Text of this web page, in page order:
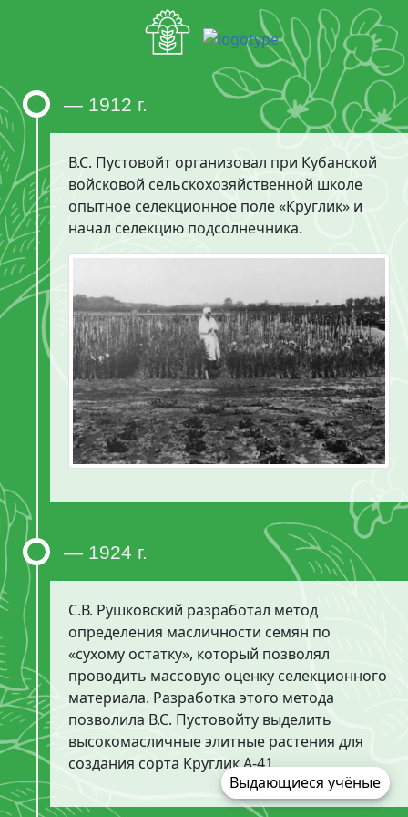
— 1912 г.
В.С. Пустовойт организовал при Кубанской
войсковой сельскохозяйственной школе
опытное селекционное поле «Круглик» и
начал селекцию подсолнечника.
— 1924 г.
С.В. Рушковский разработал метод
определения масличности семян по
«сухому остатку», который позволял
проводить массовую оценку селекционного
материала. Разработка этого метода
позволила В.С. Пустовойту выделить
высокомасличные элитные растения для
создания сорта Круглик А-41.
Выдающиеся учёные